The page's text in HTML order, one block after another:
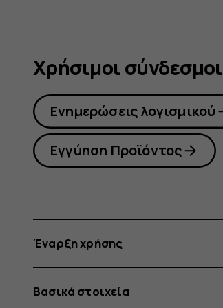
Χρήσιμοι σύνδεσμοι
Ενημερώσεις λογισμικού
Εγγύηση Προϊόντος
Έναρξη χρήσης
Βασικά στοιχεία